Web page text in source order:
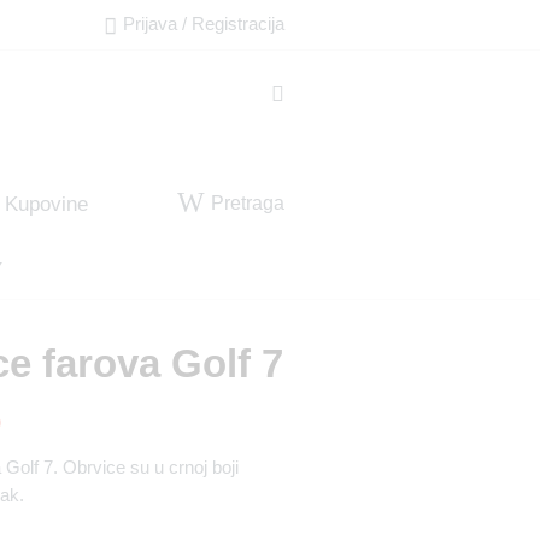
Prijava / Registracija
Pretraga
farova Golf 7
7. Obrvice su u crnoj boji